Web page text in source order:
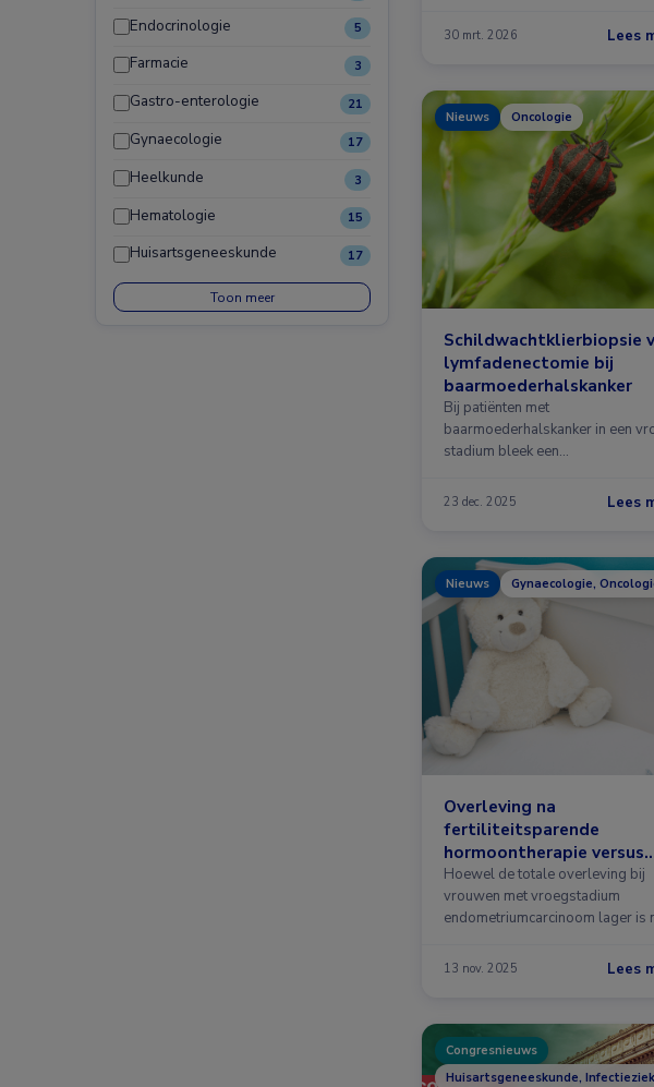
Endocrinologie 5
Farmacie 3
Gastro-enterologie 21
Gynaecologie 17
Heelkunde 3
Hematologie 15
Huisartsgeneeskunde 17
Toon meer
30 mrt. 2026 Lees
Nieuws Oncologie
Schildwachtklierbiopsie
lymfadenectomie bij
baarmoederhalskanker
Bij patiënten met
baarmoederhalskanker in een
stadium bleek een
23 dec. 2025 Lees
Nieuws Gynaecologie,
Overleving na
fertiliteitsparende
hormoontherapie versus
hysterectomie bij
endometriumcarcinoom
Hoewel de totale overleving bij
vrouwen met vroegstadium
endometriumcarcinoom lager is
13 nov. 2025 Lees
Congresnieuws
Huisartsgeneeskunde,